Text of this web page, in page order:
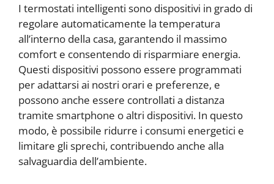
I termostati intelligenti sono dispositivi in grado di
regolare automaticamente la temperatura
all’interno della casa, garantendo il massimo
comfort e consentendo di risparmiare energia.
Questi dispositivi possono essere programmati
per adattarsi ai nostri orari e preferenze, e
possono anche essere controllati a distanza
tramite smartphone o altri dispositivi. In questo
modo, è possibile ridurre i consumi energetici e
limitare gli sprechi, contribuendo anche alla
salvaguardia dell’ambiente.